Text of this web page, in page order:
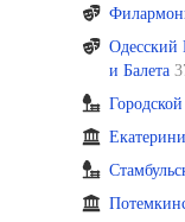
Одесский
и Балета